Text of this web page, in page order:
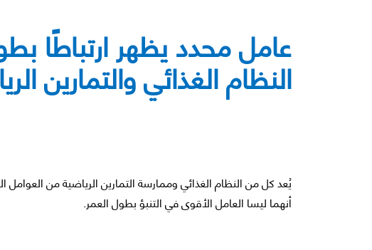
عامل محدد يظهر ارتباطًا
النظام الغذائي والتمارين
يُعد كل من النظام الغذائي وممارسة التمارين الرياضية من
أنهما ليسا العامل الأقوى في التنبؤ بطول العمر.